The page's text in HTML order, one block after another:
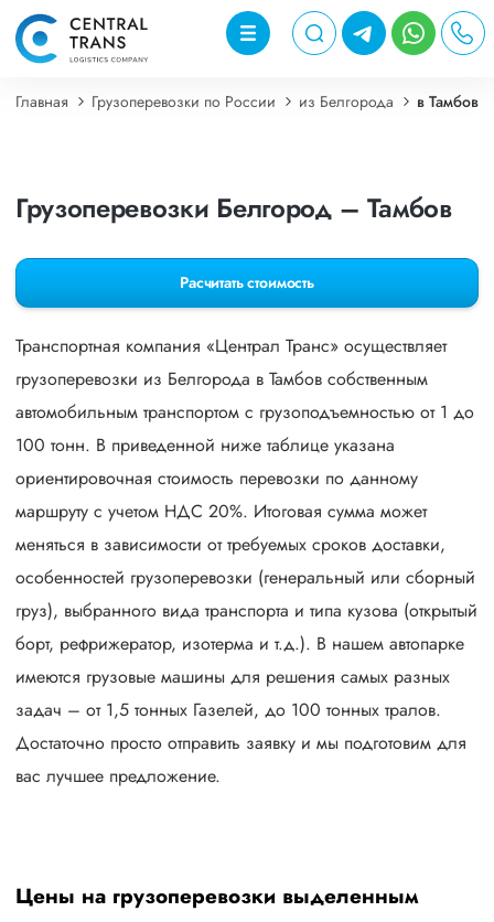
Главная Грузоперевозки по России из Белгорода в Тамбов
Грузоперевозки Белгород – Тамбов
Расчитать стоимость
Транспортная компания «Централ Транс» осуществляет
грузоперевозки из Белгорода в Тамбов собственным
автомобильным транспортом с грузоподъемностью от 1 до
100 тонн. В приведенной ниже таблице указана
ориентировочная стоимость перевозки по данному
маршруту с учетом НДС 20%. Итоговая сумма может
меняться в зависимости от требуемых сроков доставки,
особенностей грузоперевозки (генеральный или сборный
груз), выбранного вида транспорта и типа кузова (открытый
борт, рефрижератор, изотерма и т.д.). В нашем автопарке
имеются грузовые машины для решения самых разных
задач – от 1,5 тонных Газелей, до 100 тонных тралов.
Достаточно просто отправить заявку и мы подготовим для
вас лучшее предложение.
Цены на грузоперевозки выделенным